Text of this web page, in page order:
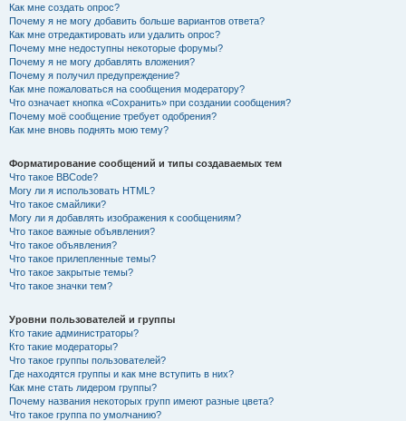
Как мне создать опрос?
Почему я не могу добавить больше вариантов ответа?
Как мне отредактировать или удалить опрос?
Почему мне недоступны некоторые форумы?
Почему я не могу добавлять вложения?
Почему я получил предупреждение?
Как мне пожаловаться на сообщения модератору?
Что означает кнопка «Сохранить» при создании сообщения?
Почему моё сообщение требует одобрения?
Как мне вновь поднять мою тему?
Форматирование сообщений и типы создаваемых тем
Что такое BBCode?
Могу ли я использовать HTML?
Что такое смайлики?
Могу ли я добавлять изображения к сообщениям?
Что такое важные объявления?
Что такое объявления?
Что такое прилепленные темы?
Что такое закрытые темы?
Что такое значки тем?
Уровни пользователей и группы
Кто такие администраторы?
Кто такие модераторы?
Что такое группы пользователей?
Где находятся группы и как мне вступить в них?
Как мне стать лидером группы?
Почему названия некоторых групп имеют разные цвета?
Что такое группа по умолчанию?